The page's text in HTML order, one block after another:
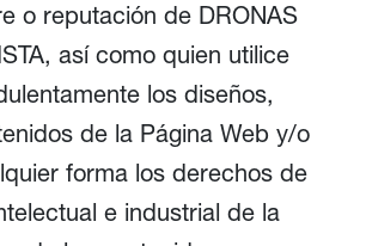
o reputación de DRONAS
así como quien utilice
los diseños,
de la Página Web y/o
forma los derechos de
e industrial de la